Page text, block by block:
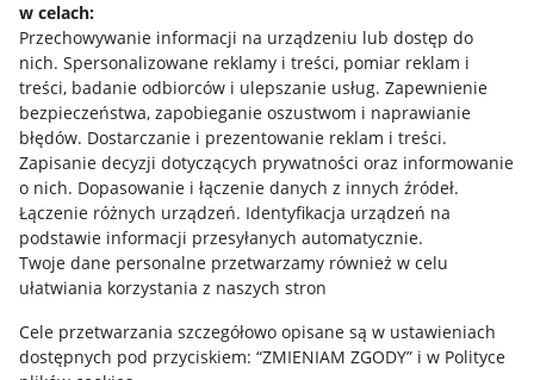
w celach:
Przechowywanie informacji na urządzeniu lub dostęp do
nich. Spersonalizowane reklamy i treści, pomiar reklam i
treści, badanie odbiorców i ulepszanie usług. Zapewnienie
bezpieczeństwa, zapobieganie oszustwom i naprawianie
błędów. Dostarczanie i prezentowanie reklam i treści.
Zapisanie decyzji dotyczących prywatności oraz informowanie
o nich. Dopasowanie i łączenie danych z innych źródeł.
Łączenie różnych urządzeń. Identyfikacja urządzeń na
podstawie informacji przesyłanych automatycznie.
Twoje dane personalne przetwarzamy również w celu
ułatwiania korzystania z naszych stron
Cele przetwarzania szczegółowo opisane są w ustawieniach
dostępnych pod przyciskiem: “ZMIENIAM ZGODY” i w Polityce
Allegro Gadane dla sprzedających
Allegro Gadane dla kupujących
Mapa miejscowości
Informacje prawne
Regulamin
Polityka plików "cookies"
Ustawienia plików "cookies"
Udostępnianie lokalizacji